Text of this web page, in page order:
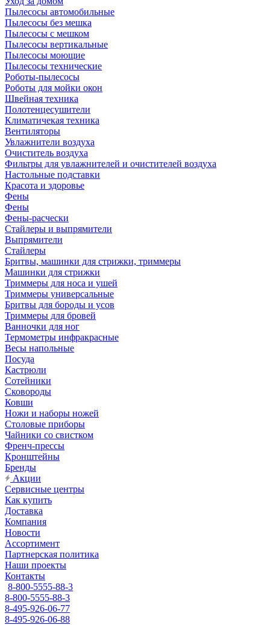
Пылесосы автомобильные
Пылесосы без мешка
Пылесосы с мешком
Пылесосы вертикальные
Пылесосы моющие
Пылесосы технические
Роботы-пылесосы
Роботы для мойки окон
Швейная техника
Полотенцесушители
Климатичекая техника
Вентиляторы
Увлажнители воздуха
Очиститель воздуха
Фильтры для увлажнителей и очистителей воздуха
Настольные подставки
Красота и здоровье
Фены
Фены
Фены-расчески
Стайлеры и выпрямители
Выпрямители
Стайлеры
Бритвы, машинки для стрижки, триммеры
Машинки для стрижки
Триммеры для носа и ушей
Триммеры универсальные
Бритвы для бороды и усов
Триммеры для бровей
Ванночки для ног
Термометры инфракрасные
Весы напольные
Посуда
Кастрюли
Сотейники
Сковороды
Ковши
Ножи и наборы ножей
Столовые приборы
Чайники со свистком
Френч-прессы
Кронштейны
Бренды
Акции
Сервисные центры
Как купить
Доставка
Компания
Новости
Ассортимент
Партнерская политика
Наши проекты
Контакты
8-800-5555-88-3
8-800-5555-88-3
8-495-926-06-77
8-495-926-06-88